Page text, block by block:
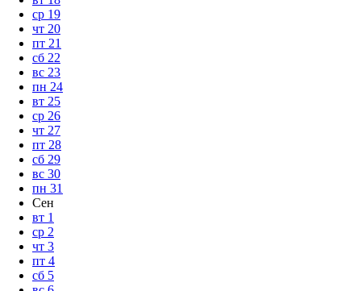
ср 19
чт 20
пт 21
сб 22
вс 23
пн 24
вт 25
ср 26
чт 27
пт 28
сб 29
вс 30
пн 31
Сен
вт 1
ср 2
чт 3
пт 4
сб 5